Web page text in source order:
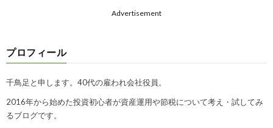
Advertisement
プロフィール
千鳥足と申します。40代の雇われ会社役員。
2016年から始めた投資初心者が資産運用や節税について考え・試してみ
るブログです。